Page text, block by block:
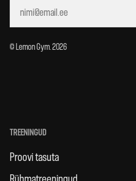
© Lemon Gym. 2026
TREENINGUD
Proovi tasuta